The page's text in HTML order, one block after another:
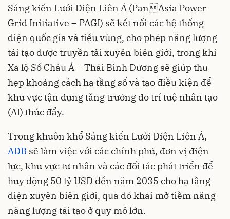
Sáng kiến Lưới Điện Liên Á (PanAsia Power
Grid Initiative – PAGI) sẽ kết nối các hệ thống
điện quốc gia và tiểu vùng, cho phép năng lượng
tái tạo được truyền tải xuyên biên giới, trong khi
Xa lộ Số Châu Á – Thái Bình Dương sẽ giúp thu
hẹp khoảng cách hạ tầng số và tạo điều kiện để
khu vực tận dụng tăng trưởng do trí tuệ nhân tạo
(AI) thúc đẩy.
Trong khuôn khổ Sáng kiến Lưới Điện Liên Á,
ADB sẽ làm việc với các chính phủ, đơn vị điện
lực, khu vực tư nhân và các đối tác phát triển để
huy động 50 tỷ USD đến năm 2035 cho hạ tầng
điện xuyên biên giới, qua đó khai mở tiềm năng
năng lượng tái tạo ở quy mô lớn.